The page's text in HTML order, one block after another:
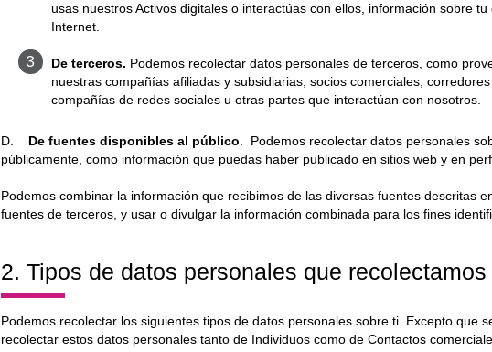
usas nuestros Activos digitales o interactúas con ellos, información sobre
Internet.
De terceros. Podemos recolectar datos personales de terceros, como
nuestras compañías afiliadas y subsidiarias, socios comerciales,
compañías de redes sociales u otras partes que interactúan con nosotros.
D. De fuentes disponibles al público . Podemos recolectar datos personales
públicamente, como información que puedas haber publicado en sitios web y en
Podemos combinar la información que recibimos de las diversas fuentes descritas
fuentes de terceros, y usar o divulgar la información combinada para los fines
2. Tipos de datos personales que recolectamos
Podemos recolectar los siguientes tipos de datos personales sobre ti. Excepto que
recolectar estos datos personales tanto de Individuos como de Contactos